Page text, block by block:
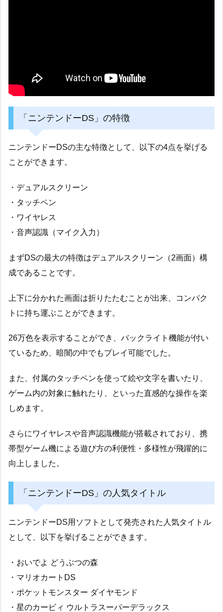
「ニンテンドーDS」の特徴
ニンテンドーDSの主な特徴として、以下の4点を挙げる
ことができます。
・デュアルスクリーン
・タッチペン
・ワイヤレス
・音声認識（マイク入力）
まずDSの最大の特徴はデュアルスクリーン（2画面）構
成であることです。
上下に分かれた画面は折りたたむことが出来、コンパク
トに持ち運ぶことができます。
26万色を表示することができ、バックライト機能が付い
ているため、暗闇の中でもプレイ可能でした。
また、付属のタッチペンを使って絵や文字を書いたり、
ゲーム内の対象に触れたり、といった直感的な操作を楽
しめます。
さらにワイヤレスや音声認識機能が搭載されており、携
帯型ゲーム機による遊び方の利便性・多様性が飛躍的に
向上しました。
「ニンテンドーDS」の人気タイトル
ニンテンドーDS用ソフトとして発売された人気タイトル
として、以下を挙げることができます。
・おいでよ どうぶつの森
・マリオカートDS
・ポケットモンスター ダイヤモンド
・星のカービィ ウルトラスーパーデラックス